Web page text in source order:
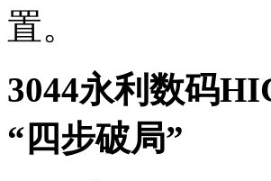
置。
3044永利数码
“四步破局”